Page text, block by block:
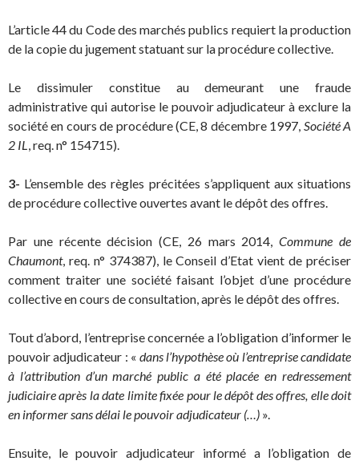
L’article 44 du Code des marchés publics requiert la production
de la copie du jugement statuant sur la procédure collective.
Le dissimuler constitue au demeurant une fraude
administrative qui autorise le pouvoir adjudicateur à exclure la
société en cours de procédure (CE, 8 décembre 1997, Société A
2 IL, req. n° 154715).
3- L’ensemble des règles précitées s’appliquent aux situations
de procédure collective ouvertes avant le dépôt des offres.
Par une récente décision (CE, 26 mars 2014,Commune de
Chaumont, req. n° 374387), le Conseil d’Etat vient de préciser
comment traiter une société faisant l’objet d’une procédure
collective en cours de consultation, après le dépôt des offres.
Tout d’abord, l’entreprise concernée a l’obligation d’informer le
pouvoir adjudicateur : « dans l’hypothèse où l’entreprise candidate
à l’attribution d’un marché public a été placée en redressement
judiciaire après la date limite fixée pour le dépôt des offres, elle doit
en informer sans délai le pouvoir adjudicateur (…) ».
Ensuite, le pouvoir adjudicateur informé a l’obligation de